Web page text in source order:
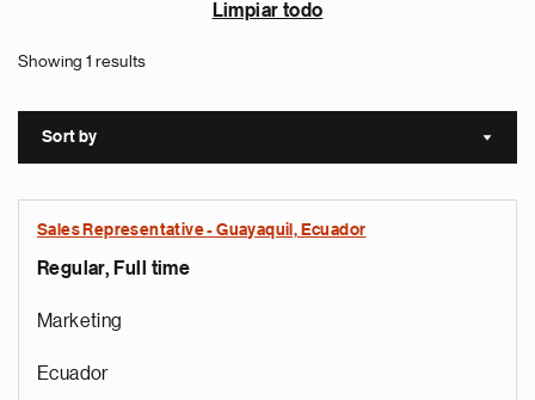
Limpiar todo
Showing 1 results
Sort by Sort
Sales Representative - Guayaquil, Ecuador
Regular, Full time
Marketing
Ecuador